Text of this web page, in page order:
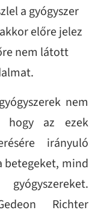
a gyógyszer
előre jelez
nem látott
nem
hogy az ezek
irányuló
betegeket, mind
Richter